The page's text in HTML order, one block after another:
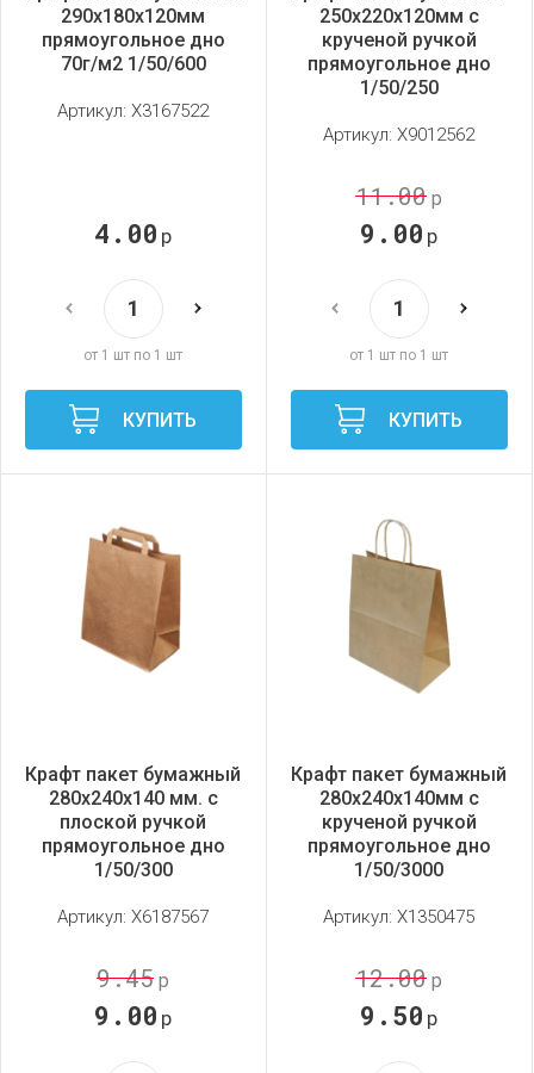
290х180х120мм
прямоугольное дно
70г/м2 1/50/600
Артикул: X3167522
4.00 р
от 1 шт по 1 шт
КУПИТЬ
250х220х120мм с
крученой ручкой
прямоугольное дно
1/50/250
Артикул: X9012562
11.00р
9.00 р
от 1 шт по 1 шт
КУПИТЬ
Крафт пакет бумажный
280х240х140 мм. с
плоской ручкой
прямоугольное дно
1/50/300
Артикул: X6187567
9.45р
9.00 р
Крафт пакет бумажный
280х240х140мм с
крученой ручкой
прямоугольное дно
1/50/3000
Артикул: X1350475
12.00р
9.50 р